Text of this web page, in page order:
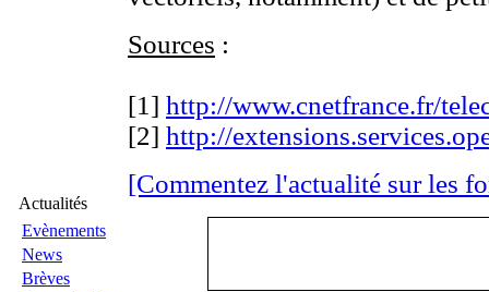
Actualités
Evènements
News
Brèves
Sources :
[1] http://www.cnetfrance.fr/
[2] http://
[Commentez l'actualité sur les